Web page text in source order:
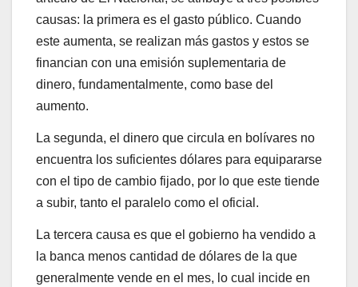
causas: la primera es el gasto público. Cuando
este aumenta, se realizan más gastos y estos se
financian con una emisión suplementaria de
dinero, fundamentalmente, como base del
aumento.
La segunda, el dinero que circula en bolívares no
encuentra los suficientes dólares para equipararse
con el tipo de cambio fijado, por lo que este tiende
a subir, tanto el paralelo como el oficial.
La tercera causa es que el gobierno ha vendido a
la banca menos cantidad de dólares de la que
generalmente vende en el mes, lo cual incide en